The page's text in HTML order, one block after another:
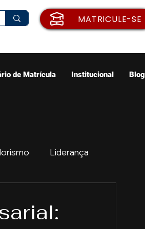
MATRICULE-SE
de Matrícula Institucional Blog
Liderança